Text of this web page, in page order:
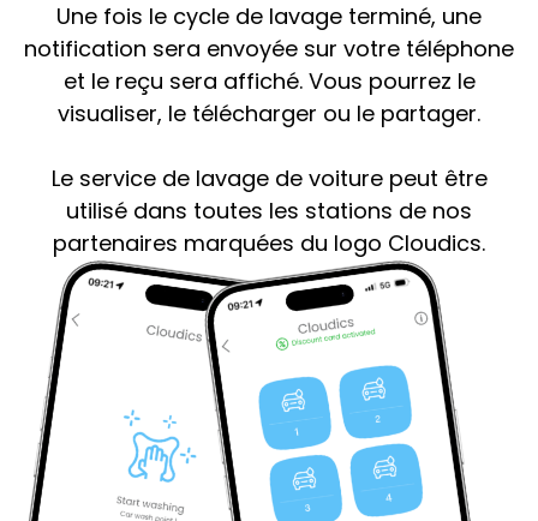
Une fois le cycle de lavage terminé, une
notification sera envoyée sur votre téléphone
et le reçu sera affiché. Vous pourrez le
visualiser, le télécharger ou le partager.
Le service de lavage de voiture peut être
utilisé dans toutes les stations de nos
partenaires marquées du logo Cloudics.